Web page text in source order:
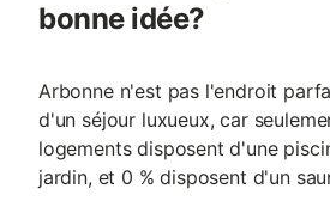
bonne idée?
Arbonne n'est pas l'endroit
d'un séjour luxueux, car
logements disposent d'une
jardin, et 0 % disposent d'un